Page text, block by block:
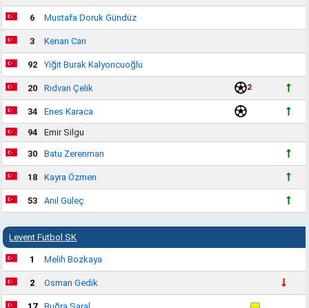
6 Mustafa Doruk Gündüz
3 Kenan Can
92 Yiğit Burak Kalyoncuoğlu
20 Rıdvan Çelik 2
34
Enes Karaca
94
Emir Silgu
30 Batu Zerenman
18 Kayra Özmen
53 Anıl Güleç
Levent Futbol SK
1 Melih Bozkaya
2 Osman Gedik